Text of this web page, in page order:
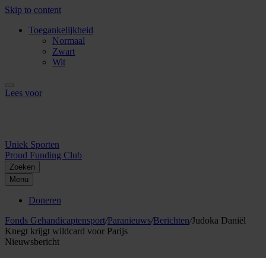
Skip to content
Toegankelijkheid
Normaal
Zwart
Wit
Lees voor
Uniek Sporten
Proud Funding Club
Zoeken
Menu
Doneren
Fonds Gehandicaptensport/Paranieuws/Berichten/Judoka Daniël
Knegt krijgt wildcard voor Parijs
Nieuwsbericht